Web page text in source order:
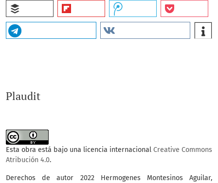
Plaudit
Esta obra está bajo una licencia internacional Creative Commons
Atribución 4.0.
Derechos de autor 2022 Hermogenes Montesinos Aguilar,